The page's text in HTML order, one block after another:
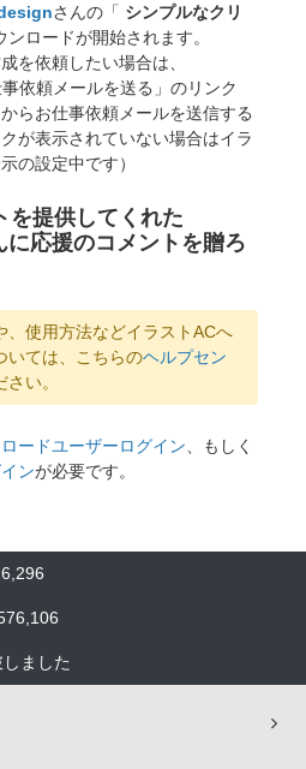
さんの「 シンプルなクリ
ンロードが開始されます。
を依頼したい場合は、
依頼メールを送る」のリンク
らお仕事依頼メールを送信する
が表示されていない場合はイラ
の設定中です）
を提供してくれた
に応援のコメントを贈ろ
、使用方法などイラストACへ
いては、こちらのヘルプセン
い。
ードユーザーログイン 、もしく
ンが必要です。
ました